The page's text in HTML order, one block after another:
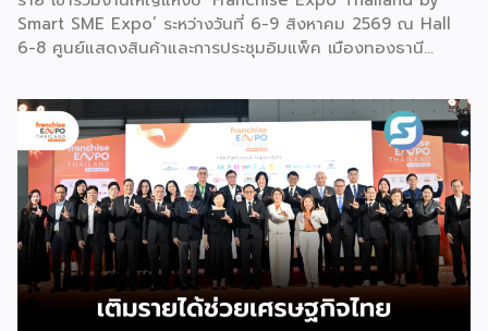
เช่นกัน […]
Smart SME Expo’ ระหว่างวันที่ 6-9 สิงหาคม 2569 ณ Hall
6-8 ศูนย์แสดงสินค้าและการประชุมอิมแพ็ค เมืองทองธานี
2026 ให้แก่ผู้ประกอบธุรกิจแฟรนไชส์ที่อยู่ในการส่งเสริมสนับสนุน
ของกรมฯ นายพูนพงษ์ นัยนาภากรณ์ อธิบดีกรมพัฒนาธุรกิจ
การค้า กระทรวงพาณิชย์ เปิดเผยภายหลังเป็นประธานเปิดงาน
“งานแฟรนไชส์ เอ็กซ์โป ไทยแลนด์ บาย สมาร์ท เอสเอ็มอี เอ็กซ์
โป (Franchise Expo Thailand by Smart SME Expo)” ซึ่ง
เป็นงานแสดงธุรกิจแฟรนไชส์ชั้นนำที่จัดขึ้นโดย บริษัท พีเอ็มจี
คอร์ปอเรชัน จำกัด เพื่อยกระดับศักยภาพของผู้ประกอบการและ
เจ้าของธุรกิจที่ต้องการขยายกิจการผ่านระบบแฟรนไชส์ […]